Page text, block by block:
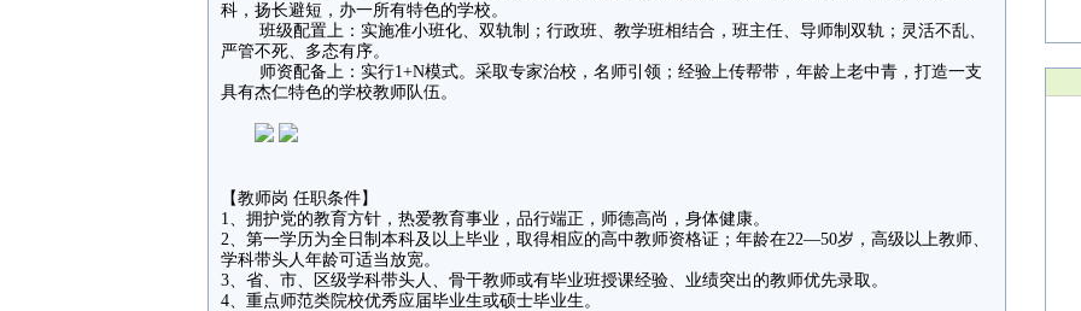
科，扬长避短，办一所有特色的学校。
班级配置上：实施准小班化、双轨制；行政班、教学班相结合，班主任、导师制双轨；灵活不乱、
严管不死、多态有序。
师资配备上：实行1+N模式。采取专家治校，名师引领；经验上传帮带，年龄上老中青，打造一支
具有杰仁特色的学校教师队伍。
【教师岗 任职条件】
1、拥护党的教育方针，热爱教育事业，品行端正，师德高尚，身体健康。
2、第一学历为全日制本科及以上毕业，取得相应的高中教师资格证；年龄在22—50岁，高级以上教师、
学科带头人年龄可适当放宽。
3、省、市、区级学科带头人、骨干教师或有毕业班授课经验、业绩突出的教师优先录取。
4、重点师范类院校优秀应届毕业生或硕士毕业生。